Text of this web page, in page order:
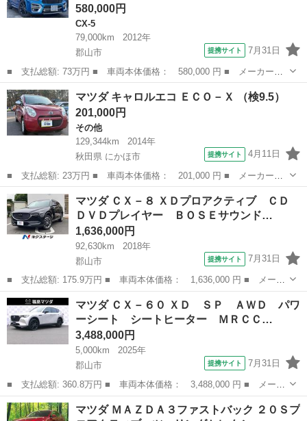
580,000円
CX-5
79,000km
2012年
郡山市
提携サイト 7月31日
■ 支払総額: 73万円 ■ 車両本体価格： 580,000 円 ■ メーカー
名： マツダ ■ 車種名： ＣＸ－５ ■ グレード名： ＸＤ Ｌパ
ッケージ 検 ２年 黒革 禁煙 ＫＥＮＳＴＹＬＥエアロ ローダ
ウン ナビ Ｂカ...
福島 郡山市 CX-5
マツダ キャロルエコ ＥＣＯ－Ｘ （検9.5）
201,000円
その他
129,344km
2014年
秋田県 にかほ市
提携サイト 4月11日
■ 支払総額: 23万円 ■ 車両本体価格： 201,000 円 ■ メーカー
名： マツダ ■ 車種名： キャロルエコ ■ グレード名： ＥＣＯ
－Ｘ ■ 排気量： 660cc ■ ドア枚数： 5D ■ ミッション：
CVT...
秋田 にかほ市 その他
マツダ ＣＸ－８ ＸＤプロアクティブ ＣＤ
ＤＶＤプレイヤー ＢＯＳＥサウンド…
1,636,000円
92,630km
2018年
郡山市
提携サイト 7月31日
■ 支払総額: 175.9万円 ■ 車両本体価格： 1,636,000 円 ■ メーカ
ー名： マツダ ■ 車種名： ＣＸ－８ ■ グレード名： ＸＤプロ
アクティブ ＣＤ ＤＶＤプレイヤー ＢＯＳＥサウンドシステム
３６０度...
福島 郡山市 マツダ
マツダ ＣＸ－６０ ＸＤ ＳＰ ＡＷＤ パワ
ーシート シートヒーター ＭＲＣＣ…
3,488,000円
5,000km
2025年
郡山市
提携サイト 7月31日
■ 支払総額: 360.8万円 ■ 車両本体価格： 3,488,000 円 ■ メーカ
ー名： マツダ ■ 車種名： ＣＸ－６０ ■ グレード名： ＸＤ
ＳＰ ＡＷＤ パワーシート シートヒーター ＭＲＣＣ ■ 排気
福島 郡山市 マツダ
マツダ ＭＡＺＤＡ３ファストバック ２０Ｓプ